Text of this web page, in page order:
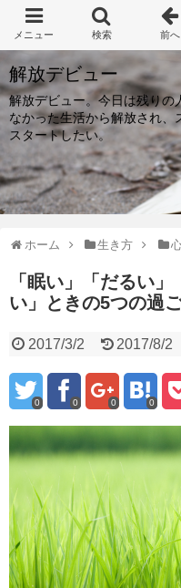
解放デビュー
解放デビュー。今日は残りの
なかった生活から解放され
スタートしたい。
ホーム 生き方
「眠い」「だるい
い」ときの5つの過
2017/3/2 2017/8/2
0 0 0 0